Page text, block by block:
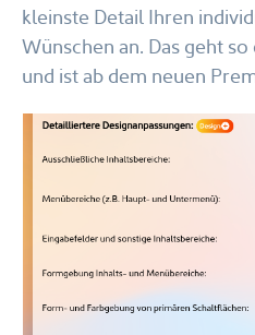
kleinste Detail Ihren
Wünschen an. Das geht
und ist ab dem neuen